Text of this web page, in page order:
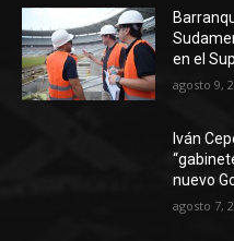
en el
agosto 9,
Iván
nuevo
agosto 7,